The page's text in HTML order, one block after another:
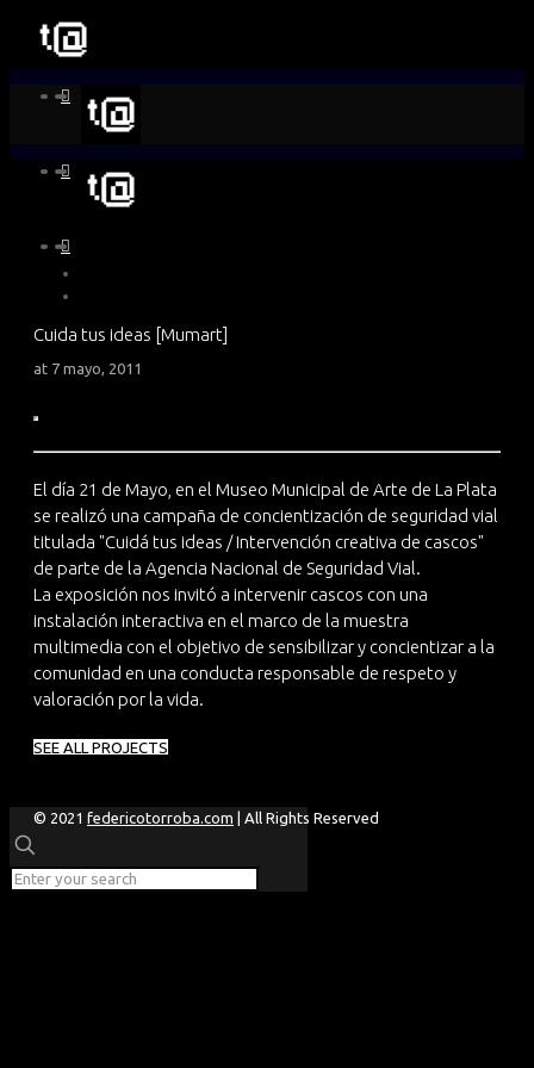
Cuida tus ideas [Mumart]
at 7 mayo, 2011
El día 21 de Mayo, en el Museo Municipal de Arte de La Plata
se realizó una campaña de concientización de seguridad vial
titulada "Cuidá tus ideas / Intervención creativa de cascos"
de parte de la Agencia Nacional de Seguridad Vial.
La exposición nos invitó a intervenir cascos con una
instalación interactiva en el marco de la muestra
multimedia con el objetivo de sensibilizar y concientizar a la
comunidad en una conducta responsable de respeto y
valoración por la vida.
SEE ALL PROJECTS
© 2021 federicotorroba.com | All Rights Reserved